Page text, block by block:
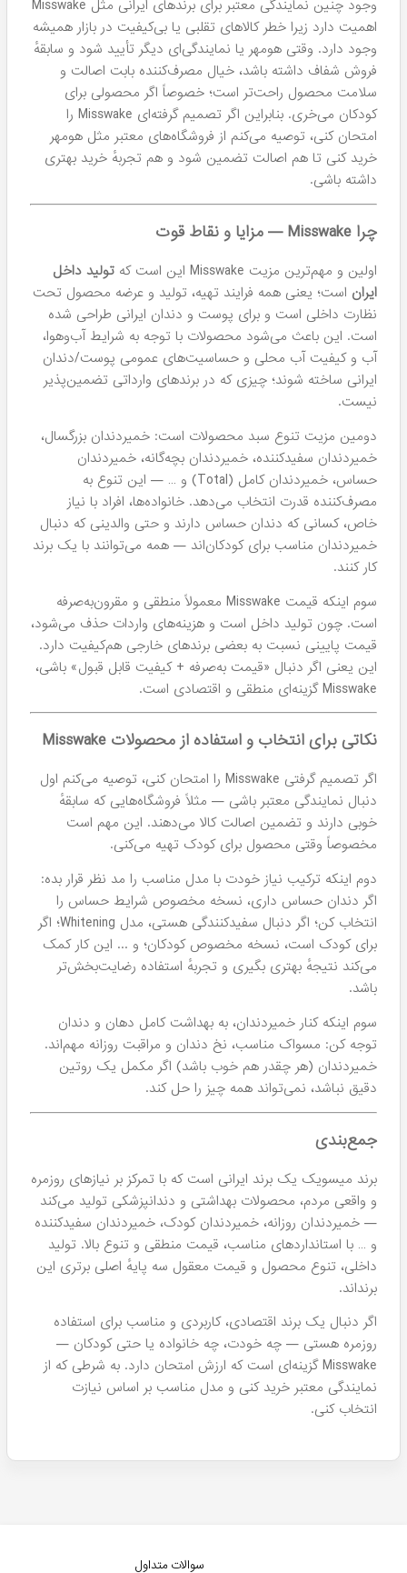
وجود چنین نمایندگی معتبر برای برندهای ایرانی مثل Misswake
اهمیت دارد زیرا خطر کالاهای تقلبی یا بی‌کیفیت در بازار همیشه
وجود دارد. وقتی هومهر یا نمایندگی‌ای دیگر تأیید شود و سابقهٔ
فروش شفاف داشته باشد، خیال مصرف‌کننده بابت اصالت و
سلامت محصول راحت‌تر است؛ خصوصاً اگر محصولی برای
کودکان می‌خری. بنابراین اگر تصمیم گرفته‌ای Misswake را
امتحان کنی، توصیه می‌کنم از فروشگاه‌های معتبر مثل هومهر
خرید کنی تا هم اصالت تضمین شود و هم تجربهٔ خرید بهتری
داشته باشی.
چرا Misswake — مزایا و نقاط قوت
اولین و مهم‌ترین مزیت Misswake این است که
تولید داخل
ایران است؛ یعنی همه فرایند تهیه، تولید و عرضه محصول تحت
نظارت داخلی است و برای پوست و دندان ایرانی طراحی شده
است. این باعث می‌شود محصولات با توجه به شرایط آب‌وهوا،
آب و کیفیت آب محلی و حساسیت‌های عمومی پوست/دندان
ایرانی ساخته شوند؛ چیزی که در برندهای وارداتی تضمین‌پذیر
نیست.
دومین مزیت تنوع سبد محصولات است: خمیردندان بزرگسال،
خمیردندان سفیدکننده، خمیردندان بچه‌گانه، خمیردندان
حساس، خمیردندان کامل (Total) و … — این تنوع به
مصرف‌کننده قدرت انتخاب می‌دهد. خانواده‌ها، افراد با نیاز
خاص، کسانی که دندان حساس دارند و حتی والدینی که دنبال
خمیردندان مناسب برای کودکان‌اند — همه می‌توانند با یک برند
کار کنند.
سوم اینکه قیمت Misswake معمولاً منطقی و مقرون‌به‌صرفه
است. چون تولید داخل است و هزینه‌های واردات حذف می‌شود،
قیمت پایینی نسبت به بعضی برندهای خارجی هم‌کیفیت دارد.
این یعنی اگر دنبال «قیمت به‌صرفه + کیفیت قابل قبول» باشی،
Misswake گزینه‌ای منطقی و اقتصادی است.
نکاتی برای انتخاب و استفاده از محصولات Misswake
اگر تصمیم گرفتی Misswake را امتحان کنی، توصیه می‌کنم اول
دنبال نمایندگی معتبر باشی — مثلاً فروشگاه‌هایی که سابقهٔ
خوبی دارند و تضمین اصالت کالا می‌دهند. این مهم است
مخصوصاً وقتی محصول برای کودک تهیه می‌کنی.
دوم اینکه ترکیب نیاز خودت با مدل مناسب را مد نظر قرار بده:
اگر دندان حساس داری، نسخه مخصوص شرایط حساس را
انتخاب کن؛ اگر دنبال سفیدکنندگی هستی، مدل Whitening؛ اگر
برای کودک است، نسخه مخصوص کودکان؛ و ... این کار کمک
می‌کند نتیجهٔ بهتری بگیری و تجربهٔ استفاده رضایت‌بخش‌تر
باشد.
سوم اینکه کنار خمیردندان، به بهداشت کامل دهان و دندان
توجه کن: مسواک مناسب، نخ دندان و مراقبت روزانه مهم‌اند.
خمیردندان (هر چقدر هم خوب باشد) اگر مکمل یک روتین
دقیق نباشد، نمی‌تواند همه چیز را حل کند.
جمع‌بندی
برند میسویک یک برند ایرانی است که با تمرکز بر نیازهای روزمره
و واقعی مردم، محصولات بهداشتی و دندانپزشکی تولید می‌کند
— خمیردندان روزانه، خمیردندان کودک، خمیردندان سفیدکننده
و … با استانداردهای مناسب، قیمت منطقی و تنوع بالا. تولید
داخلی، تنوع محصول و قیمت معقول سه پایهٔ اصلی برتری این
برند‌اند.
اگر دنبال یک برند اقتصادی، کاربردی و مناسب برای استفاده
روزمره هستی — چه خودت، چه خانواده یا حتی کودکان —
Misswake گزینه‌ای است که ارزش امتحان دارد. به شرطی که از
نمایندگی معتبر خرید کنی و مدل مناسب بر اساس نیازت
انتخاب کنی.
سوالات متداول